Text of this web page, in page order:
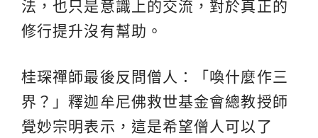
法，也只是意識上的交流，對於真正的
修行提升沒有幫助。
桂琛禪師最後反問僧人：「喚什麼作三
界？」釋迦牟尼佛救世基金會總教授師
覺妙宗明表示，這是希望僧人可以了